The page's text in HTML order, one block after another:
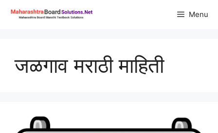
Menu
जळगाव मराठी माहिती